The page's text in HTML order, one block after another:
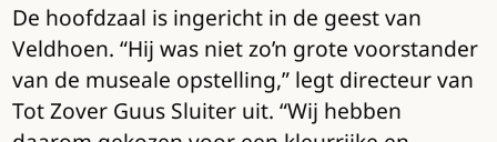
De hoofdzaal is ingericht in de geest van
Veldhoen. “Hij was niet zo’n grote voorstander
van de museale opstelling,” legt directeur van
Tot Zover Guus Sluiter uit. “Wij hebben